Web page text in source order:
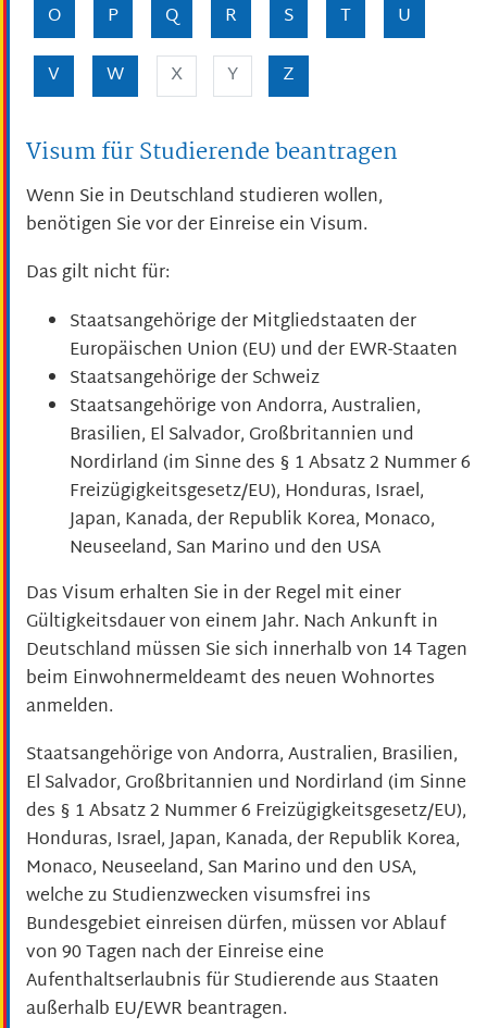
O
P Q R S T
U
V
W X Y Z
Visum für Studierende beantragen
Wenn Sie in Deutschland studieren wollen,
benötigen Sie vor der Einreise ein Visum.
Das gilt nicht für:
Staatsangehörige der Mitgliedstaaten der
Europäischen Union (EU) und der EWR-Staaten
Staatsangehörige der Schweiz
Staatsangehörige von Andorra, Australien,
Brasilien, El Salvador, Großbritannien und
Nordirland (im Sinne des § 1 Absatz 2 Nummer 6
Freizügigkeitsgesetz/EU), Honduras, Israel,
Japan, Kanada, der Republik Korea, Monaco,
Neuseeland, San Marino und den USA
Das Visum erhalten Sie in der Regel mit einer
Gültigkeitsdauer von einem Jahr. Nach Ankunft in
Deutschland müssen Sie sich innerhalb von 14 Tagen
beim Einwohnermeldeamt des neuen Wohnortes
anmelden.
Staatsangehörige von Andorra, Australien, Brasilien,
El Salvador, Großbritannien und Nordirland (im Sinne
des § 1 Absatz 2 Nummer 6 Freizügigkeitsgesetz/EU),
Honduras, Israel, Japan, Kanada, der Republik Korea,
Monaco, Neuseeland, San Marino und den USA,
welche zu Studienzwecken visumsfrei ins
Bundesgebiet einreisen dürfen, müssen vor Ablauf
von 90 Tagen nach der Einreise eine
Aufenthaltserlaubnis für Studierende aus Staaten
außerhalb EU/EWR beantragen.